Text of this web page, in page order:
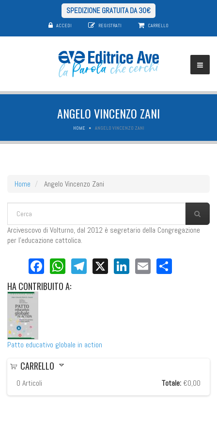
SPEDIZIONE GRATUITA DA 30€
ACCEDI REGISTRATI CARRELLO
ANGELO VINCENZO ZANI
HOME ANGELO VINCENZO ZANI
Home Angelo Vincenzo Zani
FORM DI RICERCA
Arcivescovo di Volturno, dal 2012 è segretario della Congregazione
per l’educazione cattolica.
Facebook
WhatsApp
Telegram
X LinkedIn
Email
HACONTRIBUITO A:
Patto educativo globale in action
CARRELLO
0 Articoli Totale: €0,00